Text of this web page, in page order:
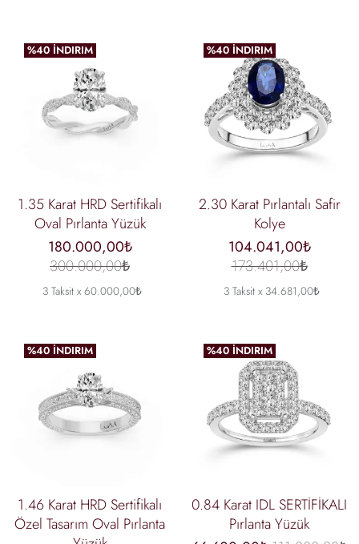
%40 İNDIRIM
1.35 Karat HRD Sertifikalı
Oval Pırlanta Yüzük
180.000,00₺
300.000,00₺
3 Taksit x 60.000,00₺
%40 İNDIRIM
2.30 Karat Pırlantalı Safir
Kolye
104.041,00₺
173.401,00₺
3 Taksit x 34.681,00₺
%40 İNDIRIM
1.46 Karat HRD Sertifikalı
Özel Tasarım Oval Pırlanta
%40 İNDIRIM
0.84 Karat IDL SERTİFİKALI
Pırlanta Yüzük